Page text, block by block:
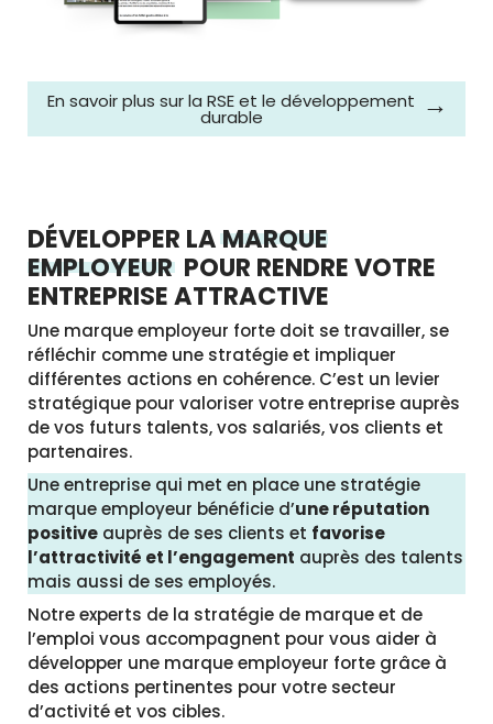
En savoir plus sur la RSE et le développement
durable
DÉVELOPPER LAMARQUE
EMPLOYEUR POUR RENDRE VOTRE
ENTREPRISE ATTRACTIVE
Une marque employeur forte doit se travailler, se
réfléchir comme une stratégie et impliquer
différentes actions en cohérence. C’est un levier
stratégique pour valoriser votre entreprise auprès
de vos futurs talents, vos salariés, vos clients et
partenaires.
Une entreprise qui met en place une stratégie
marque employeur bénéficie d’une réputation
positive auprès de ses clients et favorise
l’attractivité et l’engagement auprès des talents
mais aussi de ses employés.
Notre experts de la stratégie de marque et de
l’emploi vous accompagnent pour vous aider à
développer une marque employeur forte grâce à
des actions pertinentes pour votre secteur
d’activité et vos cibles.